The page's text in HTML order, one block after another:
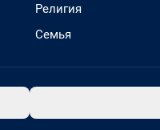
Религия
Семья